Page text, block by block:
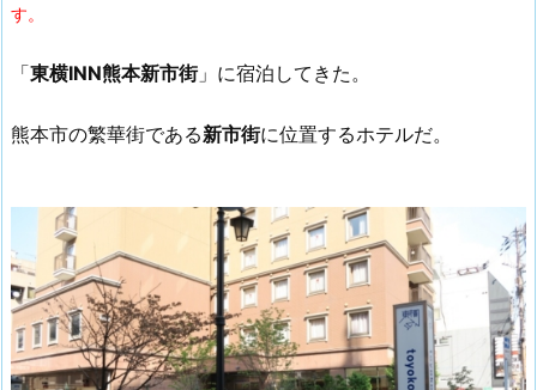
す。
「東横INN熊本新市街」に宿泊してきた。
熊本市の繁華街である新市街に位置するホテルだ。